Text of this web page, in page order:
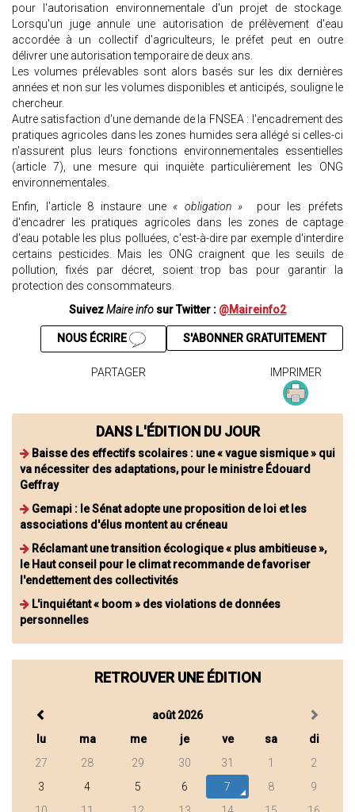
pour l'autorisation environnementale d'un projet de stockage.
Lorsqu'un juge annule une autorisation de prélèvement d'eau
accordée à un collectif d'agriculteurs, le préfet peut en outre
délivrer une autorisation temporaire de deux ans.
Les volumes prélevables sont alors basés sur les dix dernières
années et non sur les volumes disponibles et anticipés, souligne le
chercheur.
Autre satisfaction d'une demande de la FNSEA : l'encadrement des
pratiques agricoles dans les zones humides sera allégé si celles-ci
n'assurent plus leurs fonctions environnementales essentielles
(article 7), une mesure qui inquiète particulièrement les ONG
environnementales.
Enfin, l'article 8 instaure une « obligation »
pour les préfets
d'encadrer les pratiques agricoles dans les zones de captage
d'eau potable les plus polluées, c'est-à-dire par exemple d'interdire
certains pesticides. Mais les ONG craignent que les seuils de
pollution, fixés par décret, soient trop bas pour garantir la
protection des consommateurs.
SuivezMaire info sur Twitter : @Maireinfo2
S'ABONNER GRATUITEMENT
NOUS ÉCRIRE
PARTAGER IMPRIMER
DANS L'ÉDITION DU JOUR
Baisse des effectifs scolaires : une « vague sismique » qui
va nécessiter des adaptations, pour le ministre Édouard
Geffray
Gemapi : le Sénat adopte une proposition de loi et les
associations d'élus montent au créneau
Réclamant une transition écologique « plus ambitieuse »,
le Haut conseil pour le climat recommande de favoriser
l'endettement des collectivités
L'inquiétant « boom » des violations de données
personnelles
RETROUVER UNE ÉDITION
août 2026
lu
ma me je ve sa
di
27
28 29 30 31 1
2
3
4 5 6 7 8
9